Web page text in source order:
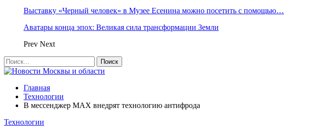
Выставку «Черный человек» в Музее Есенина можно посетить с помощью…
Аватары конца эпох: Великая сила трансформации Земли
Prev Next
Главная
Технологии
В мессенджер МАХ внедрят технологию антифрода
Технологии